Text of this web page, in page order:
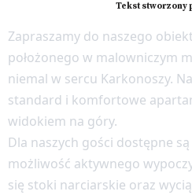
Tekst stworzony
Zapraszamy do naszego
położonego w malowniczym
niemal w sercu Karkonoszy.
standard i komfortowe
widokiem na góry.
Dla naszych gości dostępne
możliwość aktywnego
się stoki narciarskie oraz